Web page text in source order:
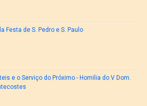
Festa de S. Pedro e S. Paulo
e o Serviço do Próximo - Homilia do V Dom.